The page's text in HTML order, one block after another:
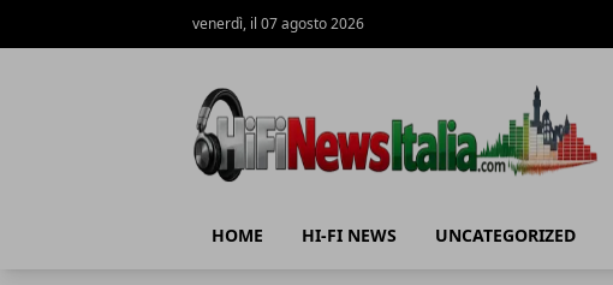
venerdì, il 07 agosto 2026
HOME HI-FI NEWS UNCATEGORIZED